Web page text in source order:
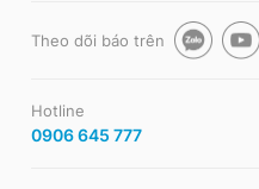
Theo dõi báo trên
Hotline
0906 645 777